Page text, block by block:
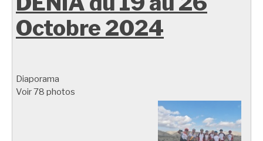
Octobre 2024
Diaporama
Voir 78 photos